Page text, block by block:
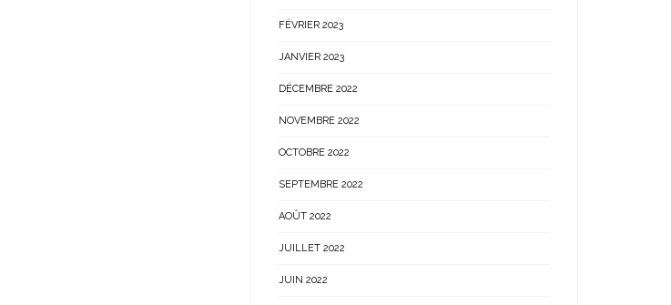
FÉVRIER 2023
JANVIER 2023
DÉCEMBRE 2022
NOVEMBRE 2022
OCTOBRE 2022
SEPTEMBRE 2022
AOÛT 2022
JUILLET 2022
JUIN 2022